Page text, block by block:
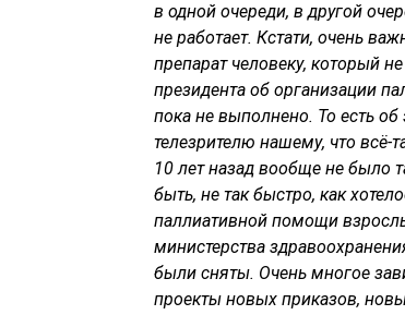
в одной очереди, в другой
не работает. Кстати, очень
препарат человеку, который
президента об организации
пока не выполнено. То есть
телезрителю нашему, что всё-
10 лет назад вообще не было
быть, не так быстро, как
паллиативной помощи
министерства
были сняты. Очень многое
проекты новых приказов,